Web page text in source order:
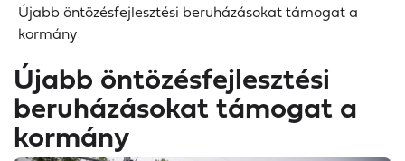
Újabb öntözésfejlesztési beruházásokat támogat a
kormány
Újabb öntözésfejlesztési
beruházásokat támogat a
kormány